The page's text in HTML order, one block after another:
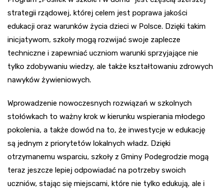
strategii rządowej, której celem jest poprawa jakości
edukacji oraz warunków życia dzieci w Polsce. Dzięki takim
inicjatywom, szkoły mogą rozwijać swoje zaplecze
techniczne i zapewniać uczniom warunki sprzyjające nie
tylko zdobywaniu wiedzy, ale także kształtowaniu zdrowych
nawyków żywieniowych.
Wprowadzenie nowoczesnych rozwiązań w szkolnych
stołówkach to ważny krok w kierunku wspierania młodego
pokolenia, a także dowód na to, że inwestycje w edukację
są jednym z priorytetów lokalnych władz. Dzięki
otrzymanemu wsparciu, szkoły z Gminy Podegrodzie mogą
teraz jeszcze lepiej odpowiadać na potrzeby swoich
uczniów, stając się miejscami, które nie tylko edukują, ale i